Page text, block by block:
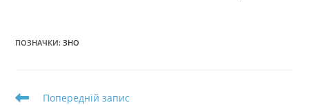
ПОЗНАЧКИ:ЗНО
ПрочитатиПопередній запис